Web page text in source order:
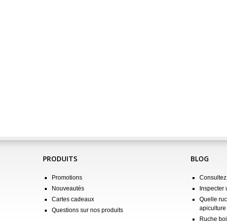
PRODUITS
Promotions
Nouveautés
Cartes cadeaux
Questions sur nos produits
BLOG
Inspecter
Quelle
apiculture
Ruche